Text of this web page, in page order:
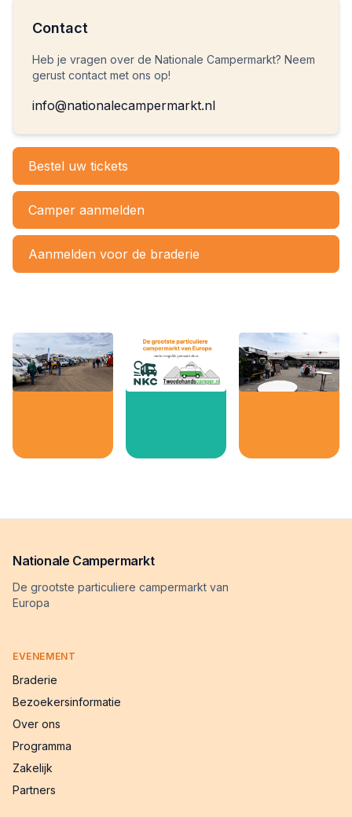
Contact
Heb je vragen over de Nationale Campermarkt? Neem
gerust contact met ons op!
info@nationalecampermarkt.nl
Bestel uw tickets
Camper aanmelden
Aanmelden voor de braderie
Nationale Campermarkt
De grootste particuliere campermarkt van
Europa
EVENEMENT
Braderie
Bezoekersinformatie
Over ons
Programma
Zakelijk
Partners